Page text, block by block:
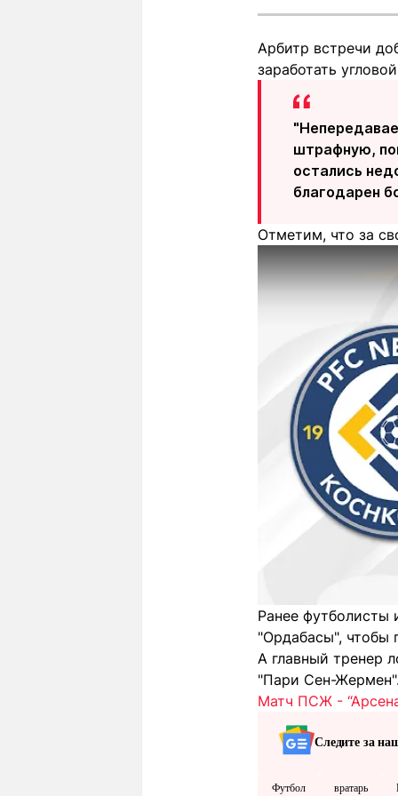
Арбитр встречи
заработать
штрафную,
остались
благодарен
Отметим, что за
Ранее
"Ордабасы", чтобы
А главный тренер
"Пари Сен-
Матч ПСЖ -
Следите за
Футбол вратарь